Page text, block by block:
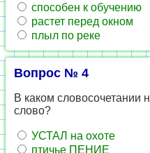
способен к обучению
растет перед окном
плыл по реке
Вопрос № 4
В каком словосочетании
слово?
УСТАЛ на охоте
птичье ПЕНИЕ